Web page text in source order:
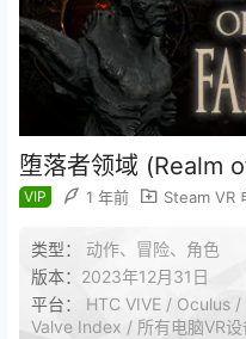
堕落者领域 (Realm
VIP 1 年前 Steam VR
类型： 动作、冒险、角色
版本： 2023年12月31日
平台： HTC VIVE / Oculus /
Valve Index / 所有电脑VR设